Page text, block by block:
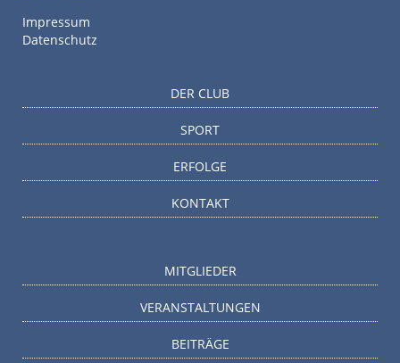
Impressum
Datenschutz
DER CLUB
SPORT
ERFOLGE
KONTAKT
MITGLIEDER
VERANSTALTUNGEN
BEITRÄGE